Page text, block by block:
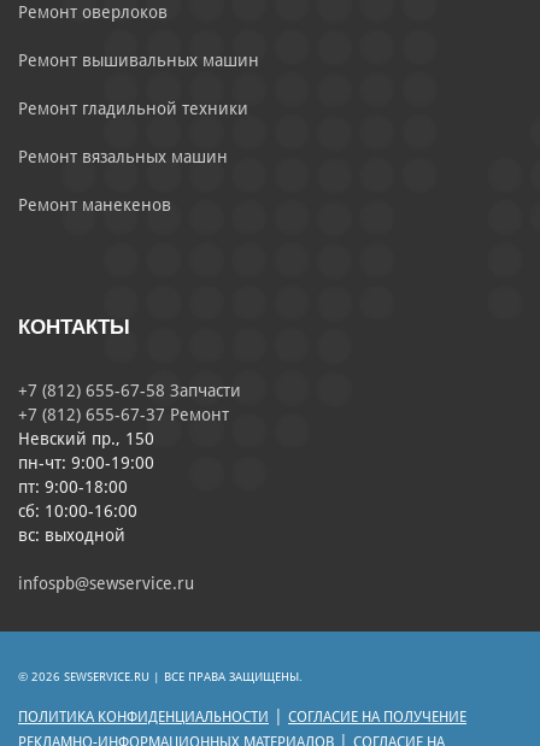
Ремонт оверлоков
Ремонт вышивальных машин
Ремонт гладильной техники
Ремонт вязальных машин
Ремонт манекенов
КОНТАКТЫ
+7 (812) 655-67-58 Запчасти
+7 (812) 655-67-37 Ремонт
Невский пр., 150
пн-чт: 9:00-19:00
пт: 9:00-18:00
сб: 10:00-16:00
вс: выходной
infospb@sewservice.ru
© 2026 SEWSERVICE.RU | ВСЕ ПРАВА ЗАЩИЩЕНЫ.
ПОЛИТИКА КОНФИДЕНЦИАЛЬНОСТИ
СОГЛАСИЕ НА ПОЛУЧЕНИЕ
РЕКЛАМНО-ИНФОРМАЦИОННЫХ МАТЕРИАЛОВ
СОГЛАСИЕ НА